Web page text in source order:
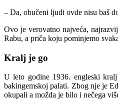
– Da, obučeni ljudi ovde nisu baš
Ovo je verovatno najveća,
Rabu, a priča koju pominjemo
Kralj je go
U leto godine 1936. engleski
bakingemskoj palati. Zbog nje je
okupali a možda je bilo i nečega